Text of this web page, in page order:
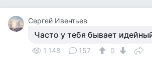
Сергей Ивентьев
Часто у тебя бывает
1 148 157 0